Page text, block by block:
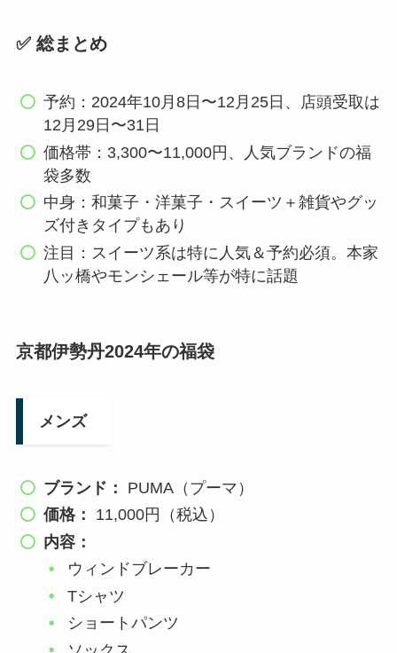
✅ 総まとめ
予約：2024年10月8日〜12月25日、店頭受取は
12月29日〜31日
価格帯：3,300〜11,000円、人気ブランドの福
袋多数
中身：和菓子・洋菓子・スイーツ＋雑貨やグッ
ズ付きタイプもあり
注目：スイーツ系は特に人気＆予約必須。本家
八ッ橋やモンシェール等が特に話題
京都伊勢丹2024年の福袋
メンズ
ブランド：
PUMA（プーマ）
価格：
11,000円（税込）
内容：
ウィンドブレーカー
Tシャツ
ショートパンツ